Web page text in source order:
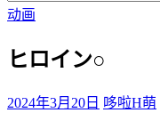
索：
动画
ヒロイン○
2024年3月20日 哆啦H萌